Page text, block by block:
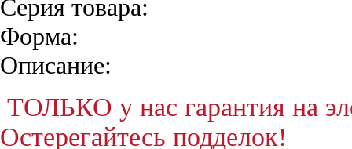
Серия товара:
Форма:
Описание:
ТОЛЬКО у нас гарантия на
Остерегайтесь подделок!